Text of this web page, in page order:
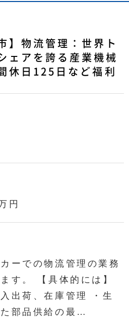
】物流管理：世界ト
ェアを誇る産業機械
休日125日など福利
円
ーでの物流管理の業務
す。 【具体的には】
出荷、在庫管理 ・生
部品供給の最…